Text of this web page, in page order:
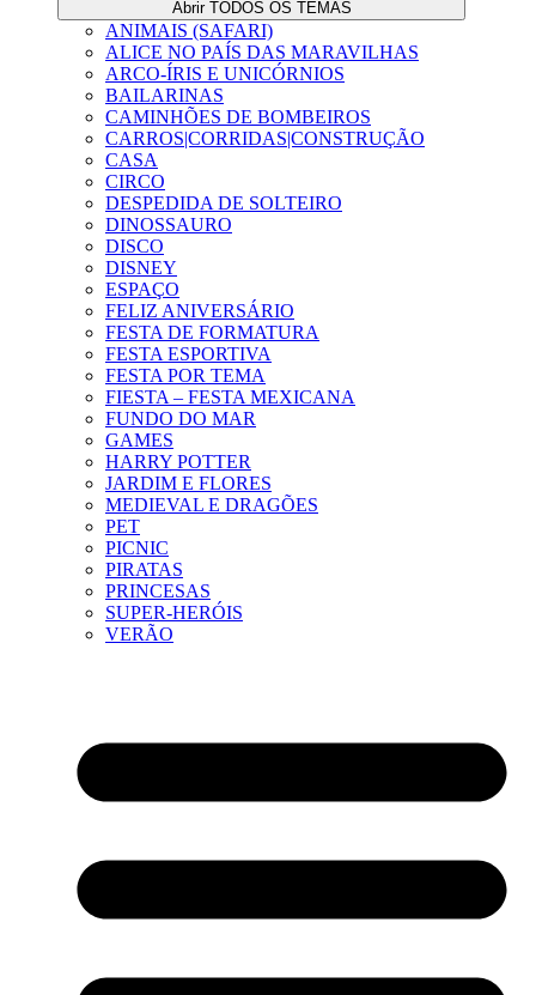
Abrir TODOS OS TEMAS
ANIMAIS (SAFARI)
ALICE NO PAÍS DAS MARAVILHAS
ARCO-ÍRIS E UNICÓRNIOS
BAILARINAS
CAMINHÕES DE BOMBEIROS
CARROS|CORRIDAS|CONSTRUÇÃO
CASA
CIRCO
DESPEDIDA DE SOLTEIRO
DINOSSAURO
DISCO
DISNEY
ESPAÇO
FELIZ ANIVERSÁRIO
FESTA DE FORMATURA
FESTA ESPORTIVA
FESTA POR TEMA
FIESTA – FESTA MEXICANA
FUNDO DO MAR
GAMES
HARRY POTTER
JARDIM E FLORES
MEDIEVAL E DRAGÕES
PET
PICNIC
PIRATAS
PRINCESAS
SUPER-HERÓIS
VERÃO